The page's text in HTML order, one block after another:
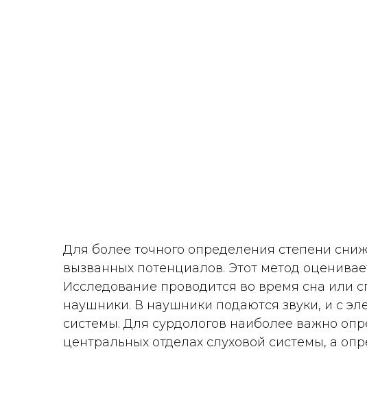
Для более точного определения степени
вызванных потенциалов. Этот метод
Исследование проводится во время сна или
наушники. В наушники подаются звуки, и с
системы. Для сурдологов наиболее важно
центральных отделах слуховой системы, а